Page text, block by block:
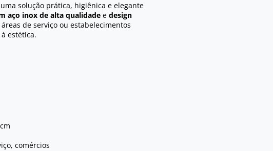
solução prática, higiênica e elegante
aço inox de alta qualidade e design
de serviço ou estabelecimentos
estética.
comércios